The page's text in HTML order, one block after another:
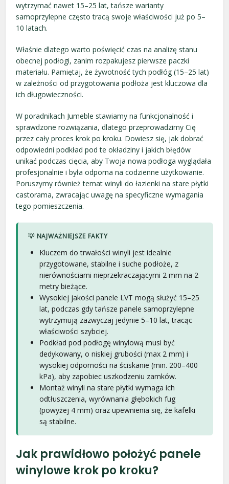
wytrzymać nawet 15–25 lat, tańsze warianty
samoprzylepne często tracą swoje właściwości już po 5–
10 latach.
Właśnie dlatego warto poświęcić czas na analizę stanu
obecnej podłogi, zanim rozpakujesz pierwsze paczki
materiału. Pamiętaj, że żywotność tych podłóg (15–25 lat)
w zależności od przygotowania podłoża jest kluczowa dla
ich długowieczności.
W poradnikach Jumeble stawiamy na funkcjonalność i
sprawdzone rozwiązania, dlatego przeprowadzimy Cię
przez cały proces krok po kroku. Dowiesz się, jak dobrać
odpowiedni podkład pod te okładziny i jakich błędów
unikać podczas cięcia, aby Twoja nowa podłoga wyglądała
profesjonalnie i była odporna na codzienne użytkowanie.
Poruszymy również temat winyli do łazienki na stare płytki
castorama, zwracając uwagę na specyficzne wymagania
tego pomieszczenia.
💡 NAJWAŻNIEJSZE FAKTY
Kluczem do trwałości winyli jest idealnie
przygotowane, stabilne i suche podłoże, z
nierównościami nieprzekraczającymi 2 mm na 2
metry bieżące.
Wysokiej jakości panele LVT mogą służyć 15–25
lat, podczas gdy tańsze panele samoprzylepne
wytrzymują zazwyczaj jedynie 5–10 lat, tracąc
właściwości szybciej.
Podkład pod podłogę winylową musi być
dedykowany, o niskiej grubości (max 2 mm) i
wysokiej odporności na ściskanie (min. 200–400
kPa), aby zapobiec uszkodzeniu zamków.
Montaż winyli na stare płytki wymaga ich
odtłuszczenia, wyrównania głębokich fug
(powyżej 4 mm) oraz upewnienia się, że kafelki
są stabilne.
Jak prawidłowo położyć panele
winylowe krok po kroku?